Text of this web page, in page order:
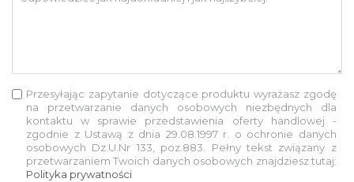
Przesyłając zapytanie dotyczące produktu wyrażasz zgodę
na przetwarzanie danych osobowych niezbędnych dla
kontaktu w sprawie przedstawienia oferty handlowej -
zgodnie z Ustawą z dnia 29.08.1997 r. o ochronie danych
osobowych Dz.U.Nr 133, poz.883. Pełny tekst związany z
przetwarzaniem Twoich danych osobowych znajdziesz tutaj:
Polityka prywatności